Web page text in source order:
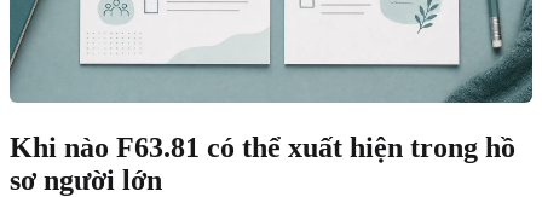
Khi nào F63.81 có thể xuất hiện trong hồ
sơ người lớn